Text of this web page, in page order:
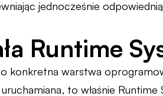
jednocześnie
Runtime
konkretna warstwa
to właśnie